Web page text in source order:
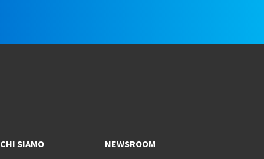
CHI SIAMO NEWSROOM